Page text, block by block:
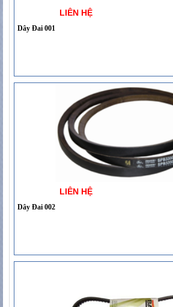
LIÊN HỆ
Dây Đai 001
LIÊN HỆ
Dây Đai 002